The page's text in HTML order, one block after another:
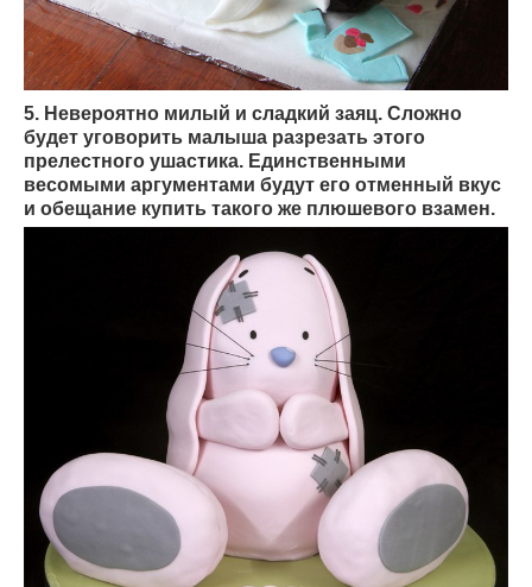
5. Невероятно милый и сладкий заяц. Сложно
будет уговорить малыша разрезать этого
прелестного ушастика. Единственными
весомыми аргументами будут его отменный вкус
и обещание купить такого же плюшевого взамен.